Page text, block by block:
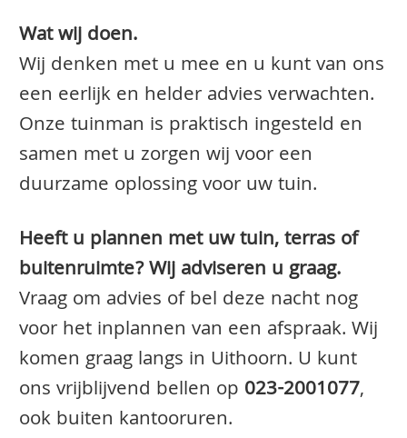
Wat wij doen.
Wij denken met u mee en u kunt van ons
een eerlijk en helder advies verwachten.
Onze tuinman is praktisch ingesteld en
samen met u zorgen wij voor een
duurzame oplossing voor uw tuin.
Heeft u plannen met uw tuin, terras of
buitenruimte? Wij adviseren u graag.
Vraag om advies of bel deze nacht nog
voor het inplannen van een afspraak. Wij
komen graag langs in Uithoorn. U kunt
ons vrijblijvend bellen op 023-2001077,
ook buiten kantooruren.